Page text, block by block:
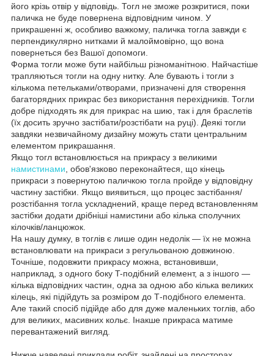
його крізь отвір у відповідь. Тогл не зможе розкритися, поки
паличка не буде повернена відповідним чином. У
прикрашенні ж, особливо важкому, паличка тогла завжди є
перпендикулярно нитками й малоймовірно, що вона
повернеться без Вашої допомоги.
Форма тогли може бути найбільш різноманітною. Найчастіше
трапляються тогли на одну нитку. Але бувають і тогли з
кількома петельками/отворами, призначені для створення
багаторядних прикрас без використання перехідників. Тогли
добре підходять як для прикрас на шию, так і для браслетів
(їх досить зручно застібати/розстібати на руці). Деякі тогли
завдяки незвичайному дизайну можуть стати центральним
елементом прикрашання.
Якщо тогл встановлюється на прикрасу з великими
намистинами , обов'язково переконайтеся, що кінець
прикраси з повернутою паличкою тогла пройде у відповідну
частину застібки. Якщо виявиться, що процес застібання/
розстібання тогла ускладнений, краще перед встановленням
застібки додати дрібніші намистини або кілька сполучних
кілочків/ланцюжок.
На нашу думку, в тоглів є лише один недолік — їх не можна
встановлювати на прикраси з регульованою довжиною.
Точніше, подовжити прикрасу можна, встановивши,
наприклад, з одного боку T-подібний елемент, а з іншого —
кілька відповідних частин, одна за одною або кілька великих
кілець, які підійдуть за розміром до Т-подібного елемента.
Але такий спосіб підійде або для дуже маленьких тоглів, або
для великих, масивних кольє. Інакше прикраса матиме
перевантажений вигляд.